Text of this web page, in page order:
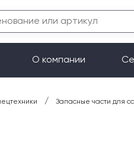
О компании
/ Запасные части для